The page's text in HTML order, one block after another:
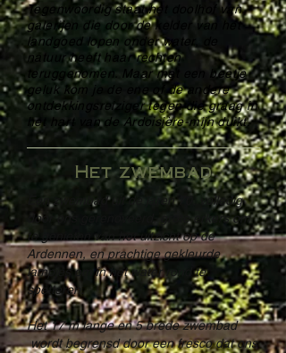
Tegenwoordig staat het doolhof van
galerijen die door de kelder van het
landgoed lopen onder water, de
natuur heeft haar rechten
teruggenomen. Maar met een beetje
geluk kom je de ene of de andere
ontdekkingsreiziger tegen die graag in
het hart van de Ardoisière-mijn duikt.
Het zwembad
Een zwembad uit de jaren 70, volledig
door ons gerenoveerd, grote erkers om
te genieten van het uitzicht op de
Ardennen, en prachtige gekleurde
lampjes om in het water rond te
spetteren.
Het 17 m lange en 5 brede zwembad
wordt begrensd door een fresco dat ons